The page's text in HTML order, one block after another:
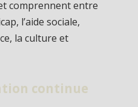
comprennent entre
l’aide sociale,
la culture et
continue